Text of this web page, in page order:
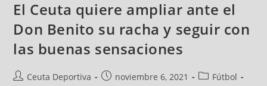
El Ceuta quiere ampliar ante el
Don Benito su racha y seguir con
las buenas sensaciones
Ceuta Deportiva noviembre 6, 2021
Fútbol